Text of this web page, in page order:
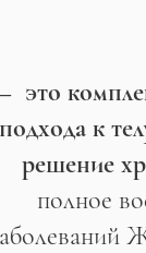
это
подхода к
решение
полное